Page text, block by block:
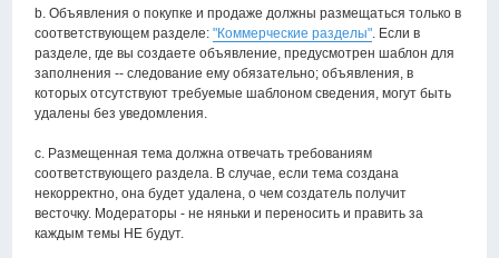
b. Объявления о покупке и продаже должны размещаться только в
соответствующем разделе:"Коммерческие разделы". Если в
разделе, где вы создаете объявление, предусмотрен шаблон для
заполнения -- следование ему обязательно; объявления, в
которых отсутствуют требуемые шаблоном сведения, могут быть
удалены без уведомления.
с. Размещенная тема должна отвечать требованиям
соответствующего раздела. В случае, если тема создана
некорректно, она будет удалена, о чем создатель получит
весточку. Модераторы - не няньки и переносить и править за
каждым темы НЕ будут.